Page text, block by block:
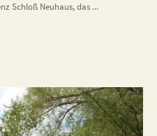
Schloß Neuhaus, das ...